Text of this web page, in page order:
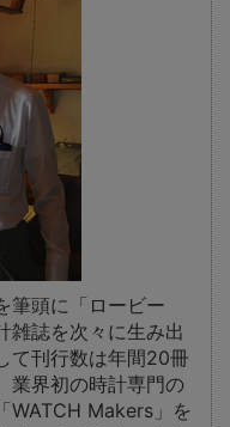
筆頭に「ロービー
雑誌を次々に生み出
て刊行数は年間20冊
業界初の時計専門の
WATCH Makers」を